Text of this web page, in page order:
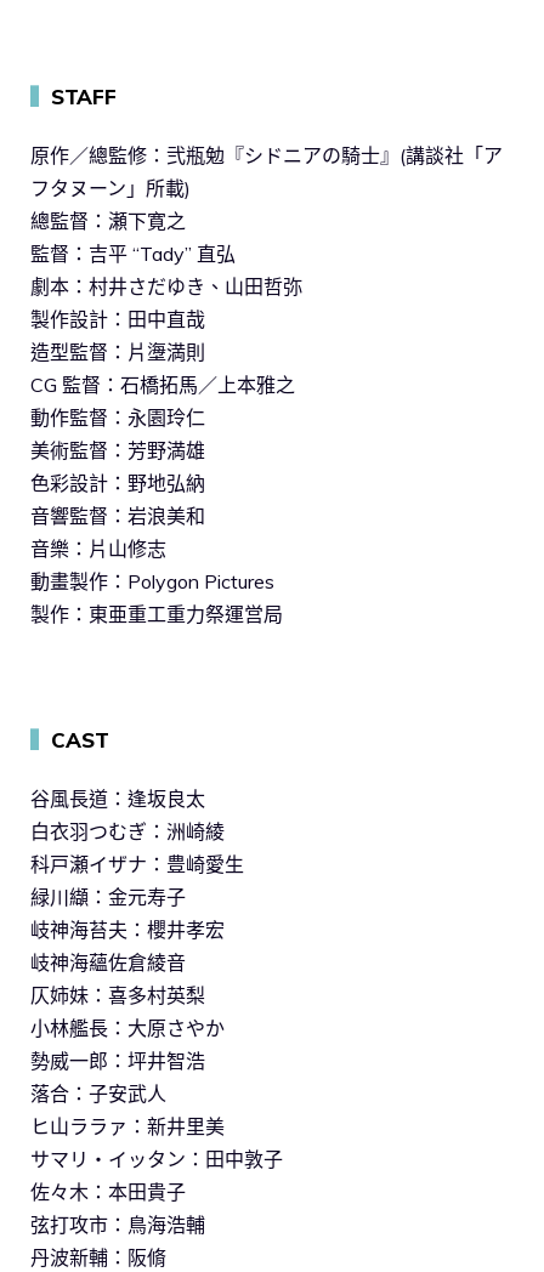
STAFF
原作／總監修：弐瓶勉『シドニアの騎士』(講談社「ア
フタヌーン」所載)
總監督：瀬下寛之
監督：吉平 “Tady” 直弘
劇本：村井さだゆき、山田哲弥
製作設計：田中直哉
造型監督：片塰満則
CG 監督：石橋拓馬／上本雅之
動作監督：永園玲仁
美術監督：芳野満雄
色彩設計：野地弘納
音響監督：岩浪美和
音樂：片山修志
動畫製作：Polygon Pictures
製作：東亜重工重力祭運営局
CAST
谷風長道：逢坂良太
白衣羽つむぎ：洲崎綾
科戸瀬イザナ：豊崎愛生
緑川纈：金元寿子
岐神海苔夫：櫻井孝宏
岐神海蘊佐倉綾音
仄姉妹：喜多村英梨
小林艦長：大原さやか
勢威一郎：坪井智浩
落合：子安武人
ヒ山ララァ：新井里美
サマリ・イッタン：田中敦子
佐々木：本田貴子
弦打攻市：鳥海浩輔
丹波新輔：阪脩